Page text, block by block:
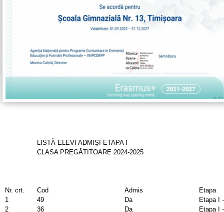
LISTĂ ELEVI ADMIŞI ETAPA I
CLASA PREGĂTITOARE 2024-2025
Nr. crt. Cod Admis
Etapa
1
49 Da
Etapa I
2
36 Da
Etapa I